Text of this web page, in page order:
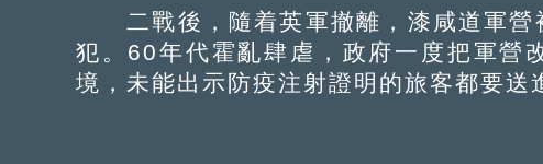
二戰後，隨着英軍撤離，漆咸道軍營
犯。60年代霍亂肆虐，政府一度把軍營
境，未能出示防疫注射證明的旅客都要送